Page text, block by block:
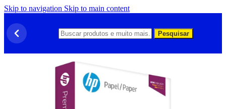
Skip to navigation Skip to main content
Pesquisar